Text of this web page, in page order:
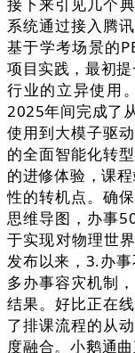
系统通过接入腾
基于学考场景的
项目实践，最初
行业的立异使用
2025年间完成了
使用到大模子驱
的全面智能化转
的进修体验，课
性的转机点。确
思维导图，办事
于实现对物理世
发布以来，3.办
多办事容灾机制
结果。好比正在
了排课流程的从
度融合。小鹅通